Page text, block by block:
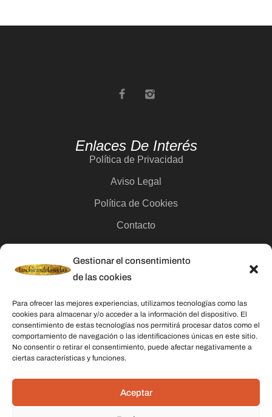
Gestionar el consentimiento
de las cookies
Para ofrecer las mejores experiencias, utilizamos tecnologías como las
cookies para almacenar y/o acceder a la información del dispositivo. El
consentimiento de estas tecnologías nos permitirá procesar datos como el
comportamiento de navegación o las identificaciones únicas en este sitio.
No consentir o retirar el consentimiento, puede afectar negativamente a
ciertas características y funciones.
Aceptar
Enlaces De Interés
Política de Privacidad
Aviso Legal
Política de Cookies
Contacto
Categorías
Velas
Inciensos
Aceites esenciales
Aguas rituales y colonias
Datos De Contacto
Dirección:C/ Stella Maris, 20 50015 Zaragoza